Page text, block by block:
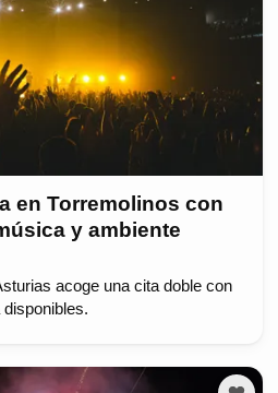
en Torremolinos con
y ambiente
acoge una cita doble con